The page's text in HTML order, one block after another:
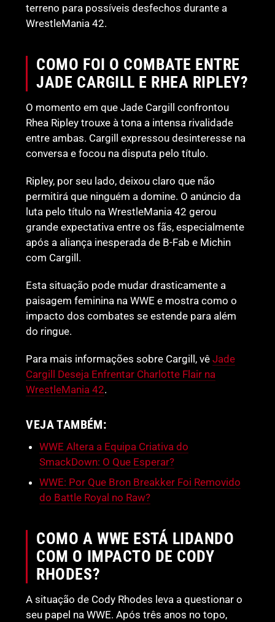
terreno para possíveis desfechos durante a
WrestleMania 42.
COMO FOI O COMBATE ENTRE
JADE CARGILL E RHEA RIPLEY?
O momento em que Jade Cargill confrontou
Rhea Ripley trouxe à tona a intensa rivalidade
entre ambas. Cargill expressou desinteresse na
conversa e focou na disputa pelo título.
Ripley, por seu lado, deixou claro que não
permitirá que ninguém a domine. O anúncio da
luta pelo título na WrestleMania 42 gerou
grande expectativa entre os fãs, especialmente
após a aliança inesperada de B-Fab e Michin
com Cargill.
Esta situação pode mudar drasticamente a
paisagem feminina na WWE e mostra como o
impacto dos combates se estende para além
do ringue.
Para mais informações sobre Cargill, vêJade
Cargill Deseja Enfrentar Charlotte Flair na
WrestleMania 42.
VEJA TAMBÉM:
WWE Altera a Equipa Criativa do
SmackDown: O Que Esperar?
WWE: Por Que Bron Breakker Foi Removido
do Battle Royal no Raw?
COMO A WWE ESTÁ LIDANDO
COM O IMPACTO DE CODY
RHODES?
A situação de Cody Rhodes leva a questionar o
seu papel na WWE. Após três anos no topo,